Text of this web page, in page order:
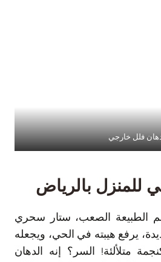
فلل خارجي
للمنزل بالرياض
الطبيعة الصعب، ستار سحري
يرفع هيبته في الحي، ويجعله
متلألئة! السر؟ إنه الدهان